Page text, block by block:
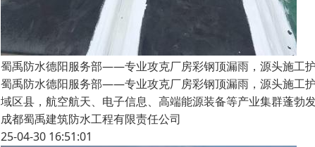
蜀禹防水德阳服务部——专业攻克厂房彩钢顶漏雨，源头施工
蜀禹防水德阳服务部——专业攻克厂房彩钢顶漏雨，源头施工
域区县，航空航天、电子信息、高端能源装备等产业集群蓬勃
成都蜀禹建筑防水工程有限责任公司
25-04-30 16:51:01